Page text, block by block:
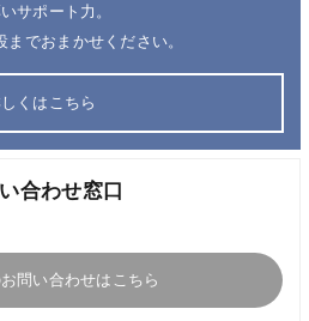
サポート力。
までおまかせください。
くはこちら
合わせ窓口
問い合わせはこちら